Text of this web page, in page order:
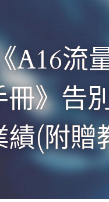
A16流
》告
(附贈